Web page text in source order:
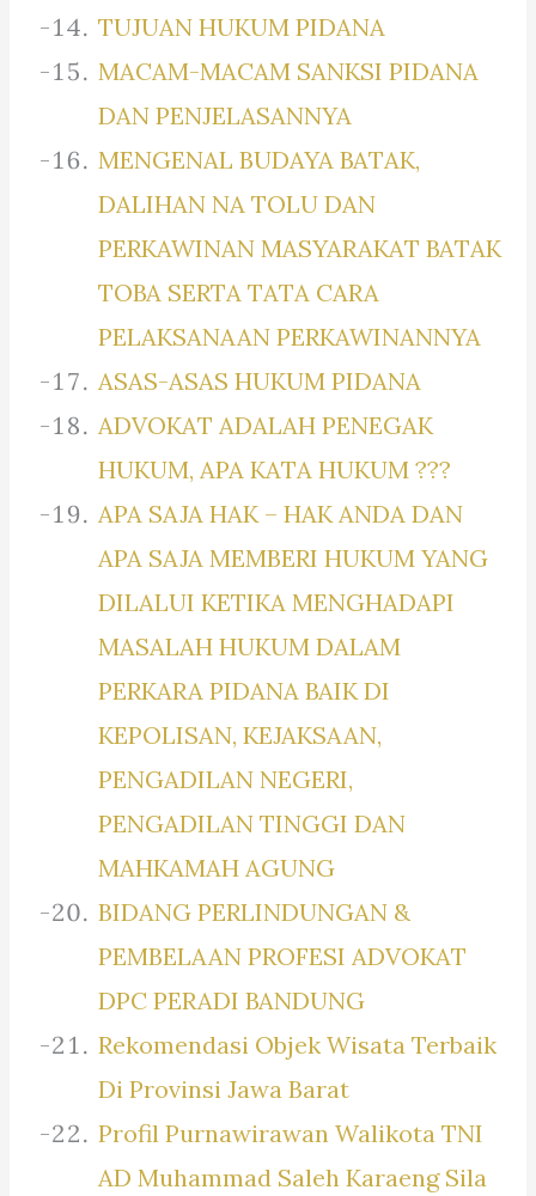
TUJUAN HUKUM PIDANA
MACAM-MACAM SANKSI PIDANA
DAN PENJELASANNYA
MENGENAL BUDAYA BATAK,
DALIHAN NA TOLU DAN
PERKAWINAN MASYARAKAT BATAK
TOBA SERTA TATA CARA
PELAKSANAAN PERKAWINANNYA
ASAS-ASAS HUKUM PIDANA
ADVOKAT ADALAH PENEGAK
HUKUM, APA KATA HUKUM ???
APA SAJA HAK – HAK ANDA DAN
APA SAJA MEMBERI HUKUM YANG
DILALUI KETIKA MENGHADAPI
MASALAH HUKUM DALAM
PERKARA PIDANA BAIK DI
KEPOLISAN, KEJAKSAAN,
PENGADILAN NEGERI,
PENGADILAN TINGGI DAN
MAHKAMAH AGUNG
BIDANG PERLINDUNGAN &
PEMBELAAN PROFESI ADVOKAT
DPC PERADI BANDUNG
Rekomendasi Objek Wisata Terbaik
Di Provinsi Jawa Barat
Profil Purnawirawan Walikota TNI
AD Muhammad Saleh Karaeng Sila